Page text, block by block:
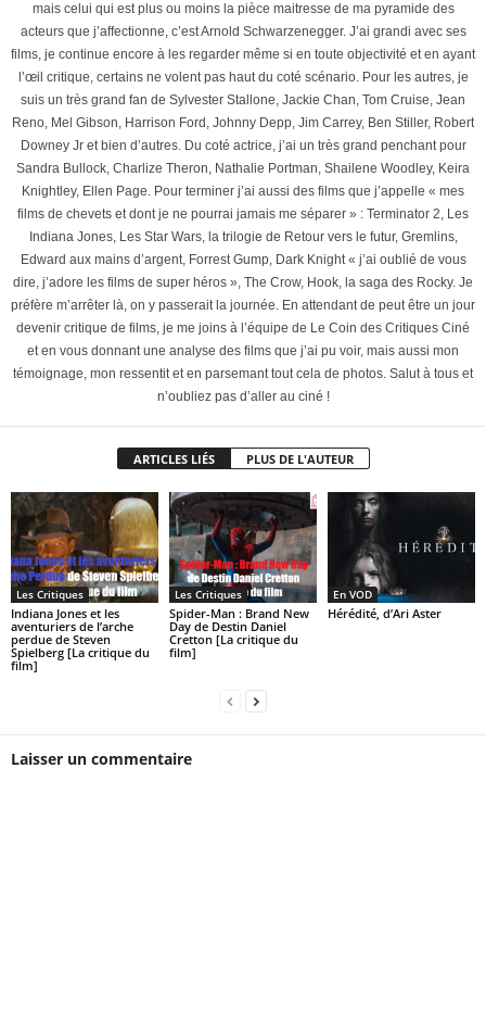
mais celui qui est plus ou moins la pièce maitresse de ma pyramide des
acteurs que j’affectionne, c’est Arnold Schwarzenegger. J’ai grandi avec ses
films, je continue encore à les regarder même si en toute objectivité et en ayant
l’œil critique, certains ne volent pas haut du coté scénario. Pour les autres, je
suis un très grand fan de Sylvester Stallone, Jackie Chan, Tom Cruise, Jean
Reno, Mel Gibson, Harrison Ford, Johnny Depp, Jim Carrey, Ben Stiller, Robert
Downey Jr et bien d’autres. Du coté actrice, j’ai un très grand penchant pour
Sandra Bullock, Charlize Theron, Nathalie Portman, Shailene Woodley, Keira
Knightley, Ellen Page. Pour terminer j’ai aussi des films que j’appelle « mes
films de chevets et dont je ne pourrai jamais me séparer » : Terminator 2, Les
Indiana Jones, Les Star Wars, la trilogie de Retour vers le futur, Gremlins,
Edward aux mains d’argent, Forrest Gump, Dark Knight « j’ai oublié de vous
dire, j’adore les films de super héros », The Crow, Hook, la saga des Rocky. Je
préfère m’arrêter là, on y passerait la journée. En attendant de peut être un jour
devenir critique de films, je me joins à l’équipe de Le Coin des Critiques Ciné
et en vous donnant une analyse des films que j’ai pu voir, mais aussi mon
témoignage, mon ressentit et en parsemant tout cela de photos. Salut à tous et
n’oubliez pas d’aller au ciné !
ARTICLES LIÉS PLUS DE L'AUTEUR
Les Critiques
Indiana Jones et les
aventuriers de l’arche
perdue de Steven
Spielberg [La critique du
film]
Les Critiques
Spider-Man : Brand New
Day de Destin Daniel
Cretton [La critique du
film]
En VOD
Hérédité, d’Ari Aster
Laisser un commentaire